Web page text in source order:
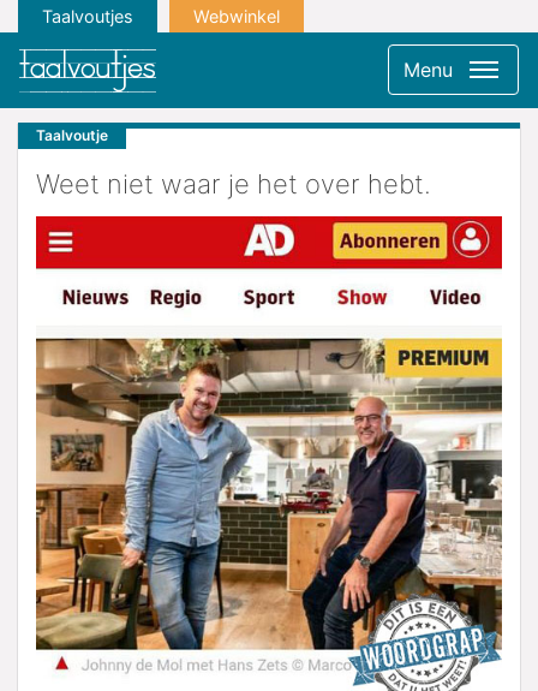
Taalvoutjes Webwinkel
Menu
Taalvoutje
Weet niet waar je het over hebt.